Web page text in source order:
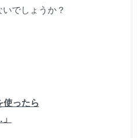
でしょうか？
使ったら